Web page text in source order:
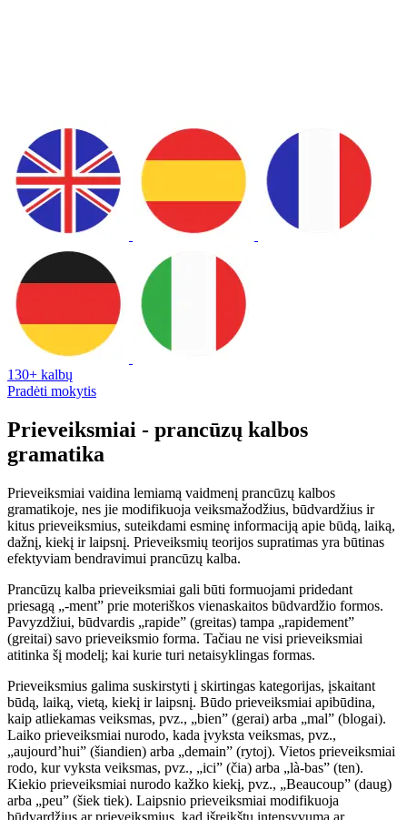
130+ kalbų
Pradėti mokytis
Prieveiksmiai - prancūzų kalbos
gramatika
Prieveiksmiai vaidina lemiamą vaidmenį prancūzų kalbos
gramatikoje, nes jie modifikuoja veiksmažodžius, būdvardžius ir
kitus prieveiksmius, suteikdami esminę informaciją apie būdą, laiką,
dažnį, kiekį ir laipsnį. Prieveiksmių teorijos supratimas yra būtinas
efektyviam bendravimui prancūzų kalba.
Prancūzų kalba prieveiksmiai gali būti formuojami pridedant
priesagą „-ment” prie moteriškos vienaskaitos būdvardžio formos.
Pavyzdžiui, būdvardis „rapide” (greitas) tampa „rapidement”
(greitai) savo prieveiksmio forma. Tačiau ne visi prieveiksmiai
atitinka šį modelį; kai kurie turi netaisyklingas formas.
Prieveiksmius galima suskirstyti į skirtingas kategorijas, įskaitant
būdą, laiką, vietą, kiekį ir laipsnį. Būdo prieveiksmiai apibūdina,
kaip atliekamas veiksmas, pvz., „bien” (gerai) arba „mal” (blogai).
Laiko prieveiksmiai nurodo, kada įvyksta veiksmas, pvz.,
„aujourd’hui” (šiandien) arba „demain” (rytoj). Vietos prieveiksmiai
rodo, kur vyksta veiksmas, pvz., „ici” (čia) arba „là-bas” (ten).
Kiekio prieveiksmiai nurodo kažko kiekį, pvz., „Beaucoup” (daug)
arba „peu” (šiek tiek). Laipsnio prieveiksmiai modifikuoja
būdvardžius ar prieveiksmius, kad išreikštų intensyvumą ar